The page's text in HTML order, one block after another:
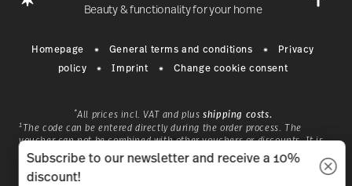
Beauty & functionality for your home
Homepage General terms and conditions
Privacy
policy
Imprint Change cookie consent
*All prices incl. VAT and plusshipping costs.
1The code can be entered directly during the order process. The
voucher can not be combined with other vouchers or discounts. It is
not billable by hindsight. No cash, balance expires.
© 2025 Rosenthal GmbH. All rights reserved
Subscribe to our newsletter and receive a 10%
discount!